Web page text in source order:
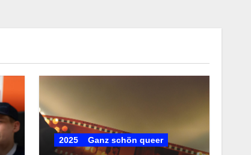
2025 Ganz schön queer